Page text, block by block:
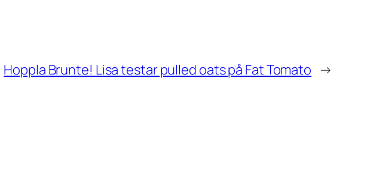
Hoppla Brunte! Lisa testar pulled oats på Fat Tomato →